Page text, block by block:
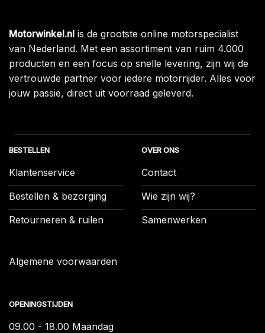
Motorwinkel.nl is de grootste online motorspecialist
van Nederland. Met een assortiment van ruim 4.000
producten en een focus op snelle levering, zijn wij de
vertrouwde partner voor iedere motorrijder. Alles voor
jouw passie, direct uit voorraad geleverd.
BESTELLEN
Klantenservice
Bestellen & bezorging
Retourneren & ruilen
Algemene voorwaarden
OVER ONS
Contact
Wie zijn wij?
Samenwerken
OPENINGSTIJDEN
09.00 - 18.00 Maandag